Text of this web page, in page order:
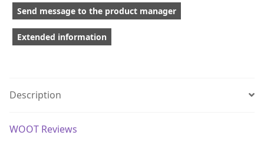
Send message to the product manager
Extended information
Description
WOOT Reviews